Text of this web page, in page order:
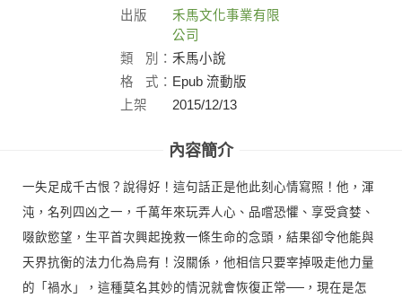
出版
禾馬文化事業有限
公司
類
別： 禾馬小說
格
式： Epub 流動版
上架
2015/12/13
內容簡介
一失足成千古恨？說得好！這句話正是他此刻心情寫照！他，渾
沌，名列四凶之一，千萬年來玩弄人心、品嚐恐懼、享受貪婪、
啜飲慾望，生平首次興起挽救一條生命的念頭，結果卻令他能與
天界抗衡的法力化為烏有！沒關係，他相信只要宰掉吸走他力量
的「禍水」，這種莫名其妙的情況就會恢復正常──，現在是怎